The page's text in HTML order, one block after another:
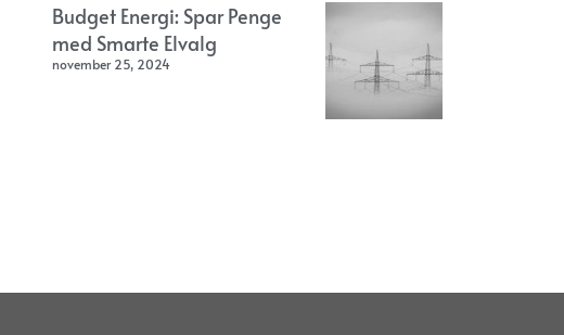
Budget Energi: Spar Penge
med Smarte Elvalg
november 25, 2024